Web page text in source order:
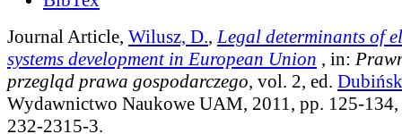
Journal Article, Wilusz, D., Legal determinants of
systems development in European Union , in:
przegląd prawa gospodarczego, vol. 2, ed.
Wydawnictwo Naukowe UAM, 2011, pp. 125-
232-2315-3.